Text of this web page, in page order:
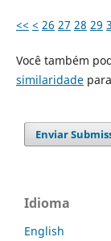
<< < 26 27 28 29
Você também
similaridade
Enviar
Idioma
English